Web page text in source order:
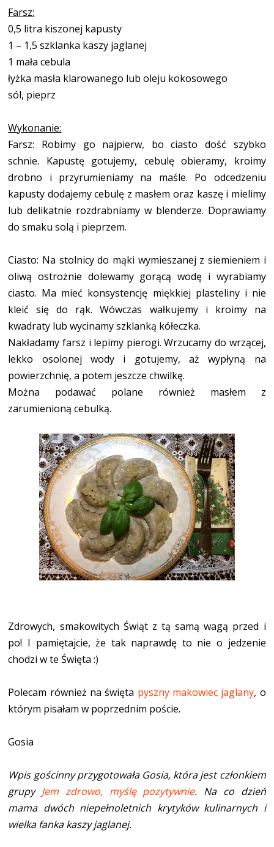
Farsz:
0,5 litra kiszonej kapusty
1 – 1,5 szklanka kaszy jaglanej
1 mała cebula
łyżka masła klarowanego lub oleju kokosowego
sól, pieprz
Wykonanie:
Farsz: Robimy go najpierw, bo ciasto dość szybko
schnie. Kapustę gotujemy, cebulę obieramy, kroimy
drobno i przyrumieniamy na maśle. Po odcedzeniu
kapusty dodajemy cebulę z masłem oraz kaszę i mielimy
lub delikatnie rozdrabniamy w blenderze. Doprawiamy
do smaku solą i pieprzem.
Ciasto: Na stolnicy do mąki wymieszanej z siemieniem i
oliwą ostrożnie dolewamy gorącą wodę i wyrabiamy
ciasto. Ma mieć konsystencję miękkiej plasteliny i nie
kleić się do rąk. Wówczas wałkujemy i kroimy na
kwadraty lub wycinamy szklanką kółeczka.
Nakładamy farsz i lepimy pierogi. Wrzucamy do wrzącej,
lekko osolonej wody i gotujemy, aż wypłyną na
powierzchnię, a potem jeszcze chwilkę.
Można podawać polane również masłem z
zarumienioną cebulką.
Zdrowych, smakowitych Świąt z tą samą wagą przed i
po! I pamiętajcie, że tak naprawdę to nie o jedzenie
chodzi w te Święta :)
Polecam również na święta pyszny makowiec jaglany, o
którym pisałam w poprzednim poście.
Gosia
Wpis gościnny przygotowała Gosia, która jest członkiem
grupy Jem zdrowo, myślę pozytywnie. Na co dzień
mama dwóch niepełnoletnich krytyków kulinarnych i
wielka fanka kaszy jaglanej.